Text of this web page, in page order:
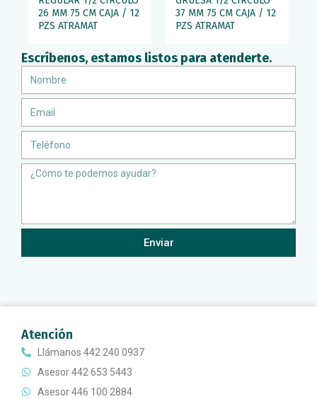
Escríbenos, estamos listos para atenderte.
Message
Enviar
26 MM 75 CM CAJA / 12
PZS ATRAMAT
37 MM 75 CM CAJA / 12
PZS ATRAMAT
Atención
Llámanos 442 240 0937
Asesor 442 653 5443
Asesor 446 100 2884